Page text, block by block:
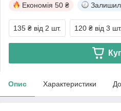
Економія 50 ₴
135 ₴ від 2 шт. 120 ₴ від 3 шт.
Опис Характеристики